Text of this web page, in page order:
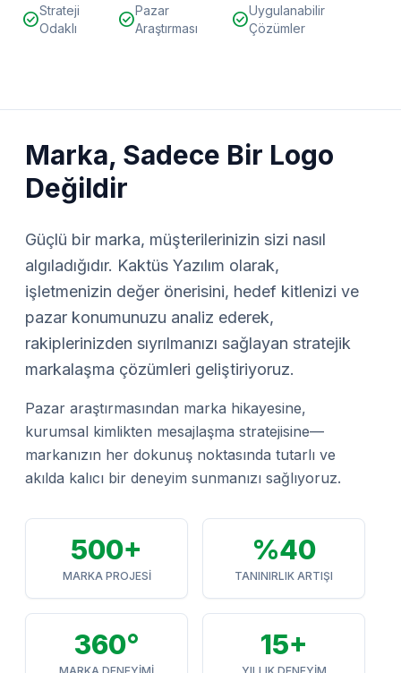
check_circleStrateji
Odaklı
check_circlePazar
Araştırması
check_circleUygulanabilir
Çözümler
Marka, Sadece Bir Logo
Değildir
Güçlü bir marka, müşterilerinizin sizi nasıl
algıladığıdır. Kaktüs Yazılım olarak,
işletmenizin değer önerisini, hedef kitlenizi ve
pazar konumunuzu analiz ederek,
rakiplerinizden sıyrılmanızı sağlayan stratejik
markalaşma çözümleri geliştiriyoruz.
Pazar araştırmasından marka hikayesine,
kurumsal kimlikten mesajlaşma stratejisine—
markanızın her dokunuş noktasında tutarlı ve
akılda kalıcı bir deneyim sunmanızı sağlıyoruz.
500+
MARKA PROJESI
%40
TANINIRLIK ARTIŞI
360° 15+